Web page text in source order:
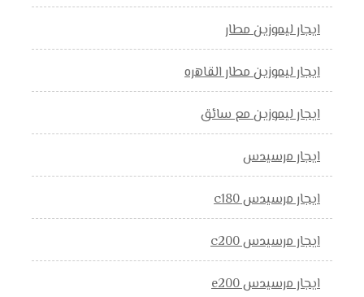
ايجار ليموزين مطار
ايجار ليموزين مطار القاهره
ايجار ليموزين مع سائق
ايجار مرسيدس
ايجار مرسيدس c180
ايجار مرسيدس c200
ايجار مرسيدس e200